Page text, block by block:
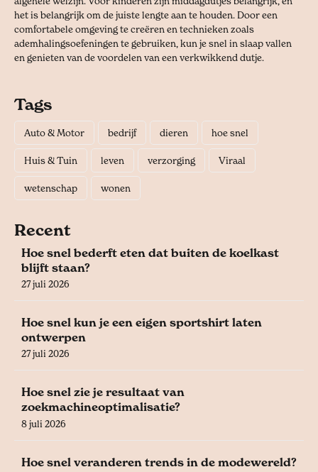
het is belangrijk om de juiste lengte aan te houden. Door een
comfortabele omgeving te creëren en technieken zoals
ademhalingsoefeningen te gebruiken, kun je snel in slaap vallen
en genieten van de voordelen van een verkwikkend dutje.
Tags
Auto & Motor bedrijf dieren hoe snel
Huis & Tuin leven verzorging Viraal
wetenschap wonen
Recent
Hoe snel bederft eten dat buiten de koelkast
blijft staan?
27 juli 2026
Hoe snel kun je een eigen sportshirt laten
ontwerpen
27 juli 2026
Hoe snel zie je resultaat van
zoekmachineoptimalisatie?
8 juli 2026
Hoe snel veranderen trends in de modewereld?